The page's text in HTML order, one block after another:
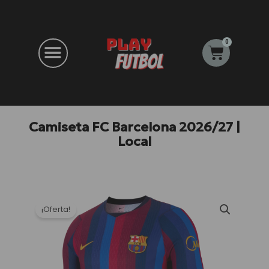
0
Carrito
Camiseta FC Barcelona 2026/27 |
Local
¡Oferta!